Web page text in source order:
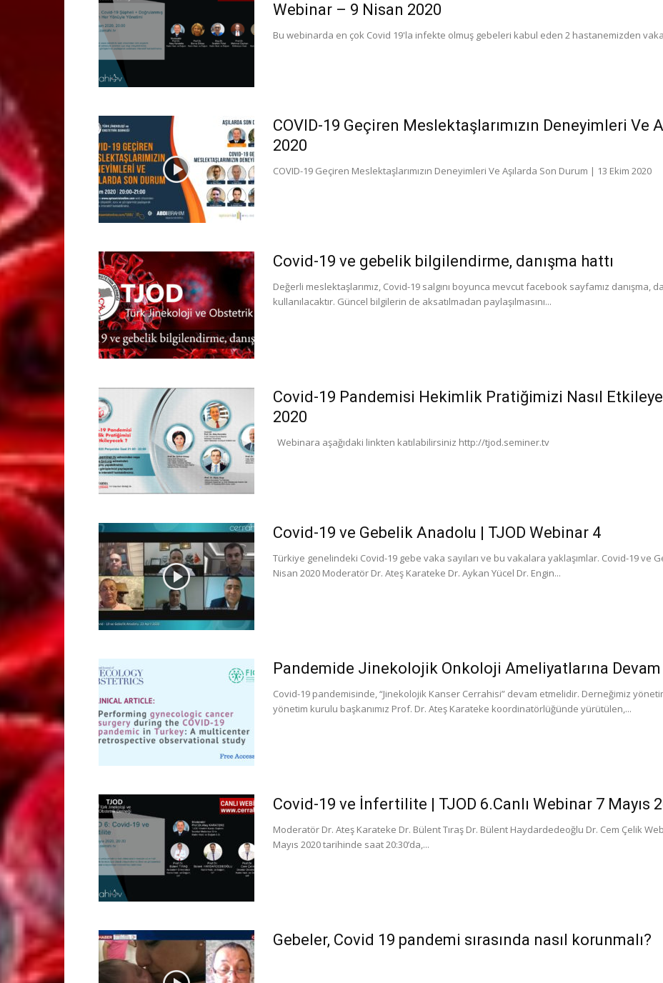
Webinar – 9 Nisan 2020
Bu webinarda en çok Covid 19'la infekte olmuş gebeleri kabul eden 2 hastanemizden
COVID-19 Geçiren Meslektaşlarımızın Deneyimleri Ve
2020
COVID-19 Geçiren Meslektaşlarımızın Deneyimleri Ve Aşılarda Son Durum | 13 Ekim 2020
Covid-19 ve gebelik bilgilendirme, danışma hattı
Değerli meslektaşlarımız, Covid-19 salgını boyunca mevcut facebook sayfamız danışma,
kullanılacaktır. Güncel bilgilerin de aksatılmadan paylaşılmasını...
Covid-19 Pandemisi Hekimlik Pratiğimizi Nasıl
2020
Webinara aşağıdaki linkten katılabilirsiniz http://tjod.seminer.tv
Covid-19 ve Gebelik Anadolu | TJOD Webinar 4
Türkiye genelindeki Covid-19 gebe vaka sayıları ve bu vakalara yaklaşımlar. Covid-19 ve
Nisan 2020 Moderatör Dr. Ateş Karateke Dr. Aykan Yücel Dr. Engin...
Pandemide Jinekolojik Onkoloji Ameliyatlarına Devam
Covid-19 pandemisinde, “Jinekolojik Kanser Cerrahisi” devam etmelidir. Derneğimiz
yönetim kurulu başkanımız Prof. Dr. Ateş Karateke koordinatörlüğünde yürütülen,...
Covid-19 ve İnfertilite | TJOD 6.Canlı Webinar 7 Mayıs
Moderatör Dr. Ateş Karateke Dr. Bülent Tıraş Dr. Bülent Haydardedeoğlu Dr. Cem Çelik
Mayıs 2020 tarihinde saat 20:30’da,...
Gebeler, Covid 19 pandemi sırasında nasıl korunmalı?